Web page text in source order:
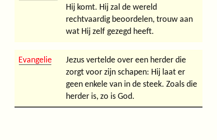
Hij komt. Hij zal de wereld
rechtvaardig beoordelen, trouw aan
wat Hij zelf gezegd heeft.
Evangelie
Jezus vertelde over een herder die
zorgt voor zijn schapen: Hij laat er
geen enkele van in de steek. Zoals die
herder is, zo is God.